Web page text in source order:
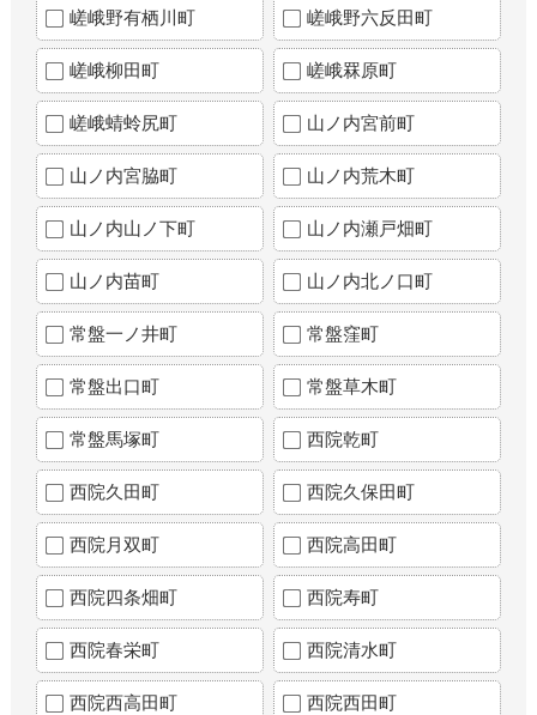
嵯峨野有栖川町 嵯峨野六反田町
嵯峨柳田町 嵯峨罧原町
嵯峨蜻蛉尻町 山ノ内宮前町
山ノ内宮脇町 山ノ内荒木町
山ノ内山ノ下町 山ノ内瀬戸畑町
山ノ内苗町 山ノ内北ノ口町
常盤一ノ井町 常盤窪町
常盤出口町 常盤草木町
常盤馬塚町 西院乾町
西院久田町 西院久保田町
西院月双町 西院高田町
西院四条畑町 西院寿町
西院春栄町 西院清水町
西院西高田町 西院西田町